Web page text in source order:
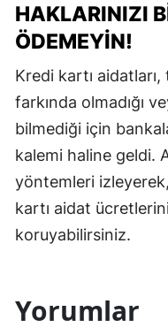
HAKLARINIZI
ÖDEMEYIN!
Kredi kartı
farkında olmadığı
bilmediği için
kalemi haline geldi.
yöntemleri
kartı aidat
koruyabilirsiniz.
Yorumlar